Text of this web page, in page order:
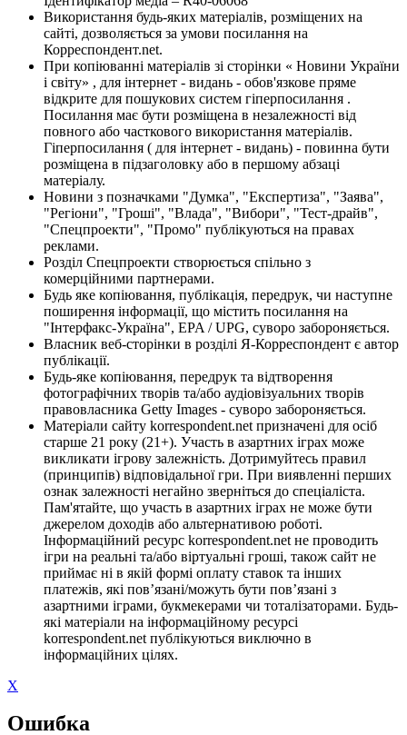
Використання будь-яких матеріалів, розміщених на
сайті, дозволяється за умови посилання на
Корреспондент.net.
При копіюванні матеріалів зі сторінки « Новини України
і світу» , для інтернет - видань - обов'язкове пряме
відкрите для пошукових систем гіперпосилання .
Посилання має бути розміщена в незалежності від
повного або часткового використання матеріалів.
Гіперпосилання ( для інтернет - видань) - повинна бути
розміщена в підзаголовку або в першому абзаці
матеріалу.
Новини з позначками "Думка", "Експертиза", "Заява",
"Регіони", "Гроші", "Влада", "Вибори", "Тест-драйв",
"Спецпроекти", "Промо" публікуються на правах
реклами.
Розділ Спецпроекти створюється спільно з
комерційними партнерами.
Будь яке копіювання, публікація, передрук, чи наступне
поширення інформації, що містить посилання на
"Інтерфакс-Україна", EPA / UPG, суворо забороняється.
Власник веб-сторінки в розділі Я-Корреспондент є автор
публікації.
Будь-яке копіювання, передрук та відтворення
фотографічних творів та/або аудіовізуальних творів
правовласника Getty Images - суворо забороняється.
Матеріали сайту korrespondent.net призначені для осіб
старше 21 року (21+). Участь в азартних іграх може
викликати ігрову залежність. Дотримуйтесь правил
(принципів) відповідальної гри. При виявленні перших
ознак залежності негайно зверніться до спеціаліста.
Пам'ятайте, що участь в азартних іграх не може бути
джерелом доходів або альтернативою роботі.
Інформаційний ресурс korrespondent.net не проводить
ігри на реальні та/або віртуальні гроші, також сайт не
приймає ні в якій формі оплату ставок та інших
платежів, які пов’язані/можуть бути пов’язані з
азартними іграми, букмекерами чи тоталізаторами. Будь-
які матеріали на інформаційному ресурсі
korrespondent.net публікуються виключно в
інформаційних цілях.
X
Ошибка